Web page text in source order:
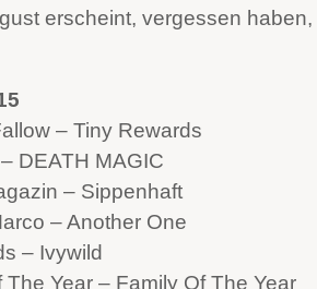
erscheint, vergessen
– Tiny Rewards
DEATH MAGIC
– Sippenhaft
– Another One
– Ivywild
The Year – Family Of The Year